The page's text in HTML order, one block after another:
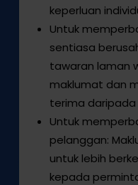
keperluan
Untuk
sentiasa
tawaran laman
maklumat dan
terima daripada
Untuk
pelanggan:
untuk lebih
kepada